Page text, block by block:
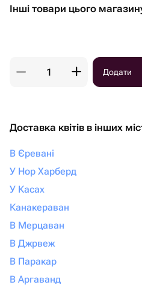
Інші товари цього
Додати
Доставка квітів в інших
В Єревані
У Нор Харберд
У Касах
Канакераван
В Мерцаван
В Джрвеж
В Паракар
В Аргаванд